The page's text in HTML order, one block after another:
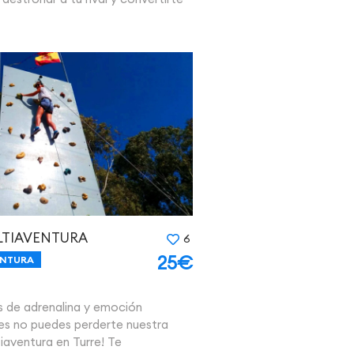
6
25€
de adrenalina y emoción
no puedes perderte nuestra
en Turre! Te